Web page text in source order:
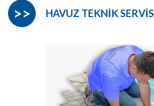
HAVUZ TEKNİK SERVİS
>>